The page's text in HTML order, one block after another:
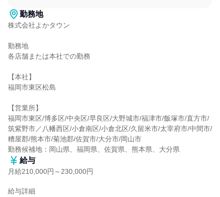
勤務地
株式会社よかタウン
勤務地
各店舗または本社での勤務
【本社】
福岡市東区松島
【営業所】
福岡市東区/博多区/中央区/早良区/大野城市/福津市/飯塚市/直方市/
筑紫野市／八幡西区/小倉南区/小倉北区/久留米市/太宰府市/中間市/
糟屋郡/熊本市/菊池郡/佐賀市/大分市/岡山市
勤務候補地：岡山県、福岡県、佐賀県、熊本県、大分県
給与
月給210,000円～230,000円
給与詳細